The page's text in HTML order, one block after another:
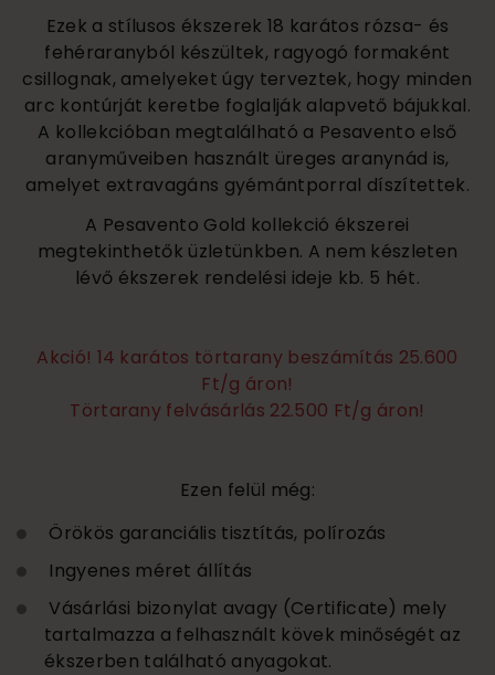
Ezek a stílusos ékszerek 18 karátos rózsa- és
fehéraranyból készültek, ragyogó formaként
csillognak, amelyeket úgy terveztek, hogy minden
arc kontúrját keretbe foglalják alapvető bájukkal.
A kollekcióban megtalálható a Pesavento első
aranyműveiben használt üreges aranynád is,
amelyet extravagáns gyémántporral díszítettek.
A Pesavento Gold kollekció ékszerei
megtekinthetők üzletünkben. A nem készleten
lévő ékszerek rendelési ideje kb. 5 hét.
Akció! 14 karátos törtarany beszámítás 25.600
Ft/g áron!
Törtarany felvásárlás 22.500 Ft/g áron!
Ezen felül még:
Örökös garanciális tisztítás, polírozás
Ingyenes méret állítás
Vásárlási bizonylat avagy (Certificate) mely
tartalmazza a felhasznált kövek minőségét az
ékszerben található anyagokat.